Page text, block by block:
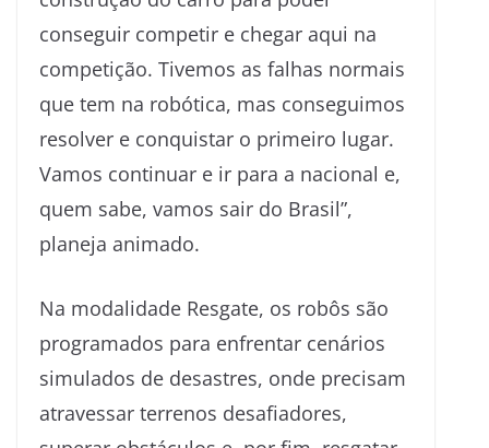
conseguir competir e chegar aqui na
competição. Tivemos as falhas normais
que tem na robótica, mas conseguimos
resolver e conquistar o primeiro lugar.
Vamos continuar e ir para a nacional e,
quem sabe, vamos sair do Brasil”,
planeja animado.
Na modalidade Resgate, os robôs são
programados para enfrentar cenários
simulados de desastres, onde precisam
atravessar terrenos desafiadores,